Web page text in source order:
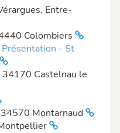
Entre-
Colombiers
Présentation - St
34170 Castelnau le
34570 Montarnaud